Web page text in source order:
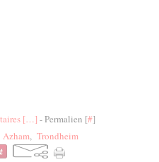
[…] - Permalien [#]
Azham, Trondheim